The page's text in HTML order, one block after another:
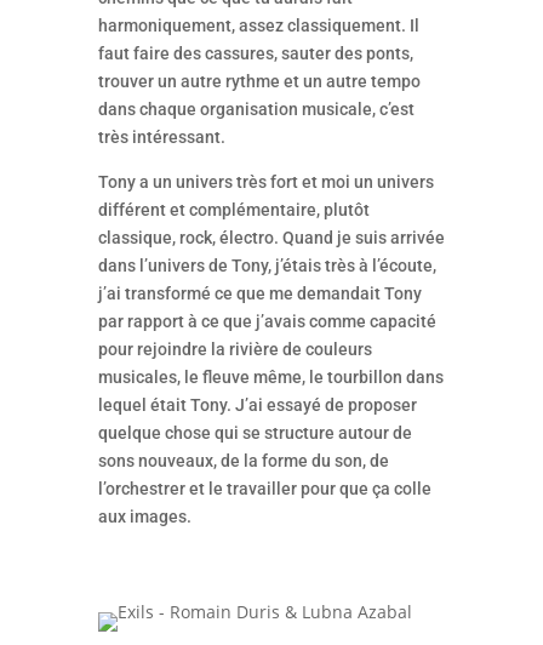
harmoniquement, assez classiquement. Il
faut faire des cassures, sauter des ponts,
trouver un autre rythme et un autre tempo
dans chaque organisation musicale, c’est
très intéressant.
Tony a un univers très fort et moi un univers
différent et complémentaire, plutôt
classique, rock, électro. Quand je suis arrivée
dans l’univers de Tony, j’étais très à l’écoute,
j’ai transformé ce que me demandait Tony
par rapport à ce que j’avais comme capacité
pour rejoindre la rivière de couleurs
musicales, le fleuve même, le tourbillon dans
lequel était Tony. J’ai essayé de proposer
quelque chose qui se structure autour de
sons nouveaux, de la forme du son, de
l’orchestrer et le travailler pour que ça colle
aux images.